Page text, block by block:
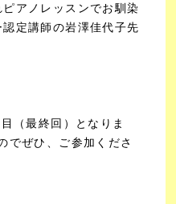
アノレッスンでお馴染
定講師の岩澤佳代子先
（最終回）となりま
でぜひ、ご参加くださ